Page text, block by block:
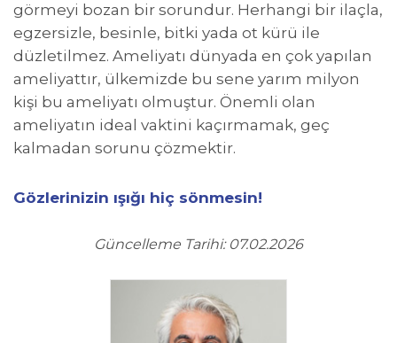
görmeyi bozan bir sorundur. Herhangi bir ilaçla,
egzersizle, besinle, bitki yada ot kürü ile
düzletilmez. Ameliyatı dünyada en çok yapılan
ameliyattır, ülkemizde bu sene yarım milyon
kişi bu ameliyatı olmuştur. Önemli olan
ameliyatın ideal vaktini kaçırmamak, geç
kalmadan sorunu çözmektir.
Gözlerinizin ışığı hiç sönmesin!
Güncelleme Tarihi: 07.02.2026